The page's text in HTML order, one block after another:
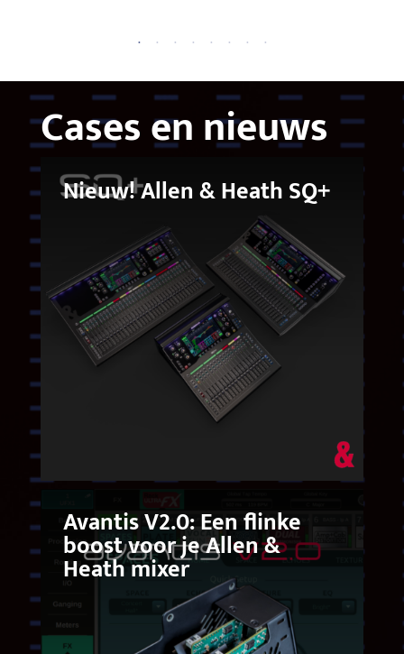
Cases en nieuws
Nieuw! Allen & Heath SQ+
Avantis V2.0: Een flinke
boost voor je Allen &
Heath mixer